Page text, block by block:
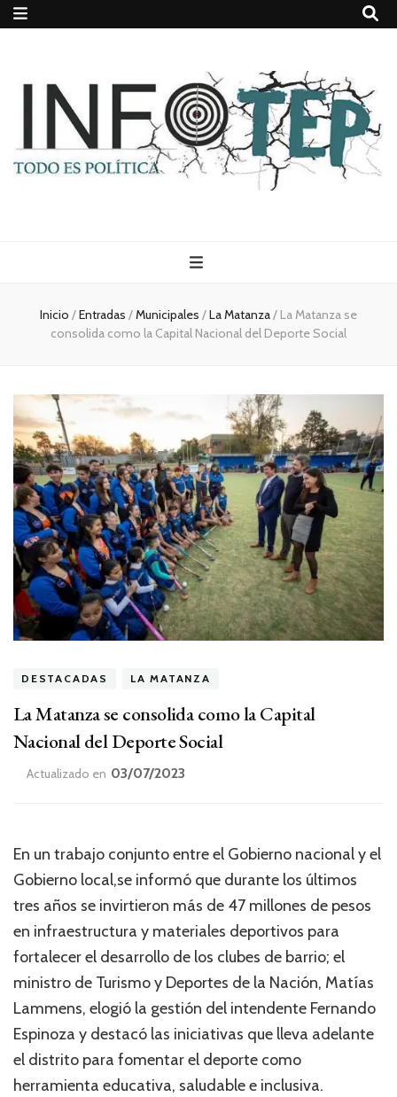
Todo es
(rosca)
política
Inicio /Entradas /Municipales /La Matanza/ La Matanza se
consolida como la Capital Nacional del Deporte Social
DESTACADAS LA MATANZA
La Matanza se consolida como la Capital
Nacional del Deporte Social
Actualizado en 03/07/2023
En un trabajo conjunto entre el Gobierno nacional y el
Gobierno local,se informó que durante los últimos
tres años se invirtieron más de 47 millones de pesos
en infraestructura y materiales deportivos para
fortalecer el desarrollo de los clubes de barrio; el
ministro de Turismo y Deportes de la Nación, Matías
Lammens, elogió la gestión del intendente Fernando
Espinoza y destacó las iniciativas que lleva adelante
el distrito para fomentar el deporte como
herramienta educativa, saludable e inclusiva.